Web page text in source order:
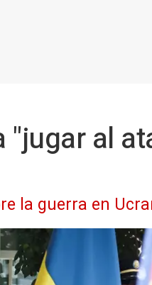
al
la guerra en